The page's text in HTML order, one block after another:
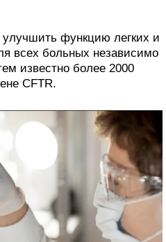
функцию легких и
всех больных независимо
известно более 2000
CFTR.